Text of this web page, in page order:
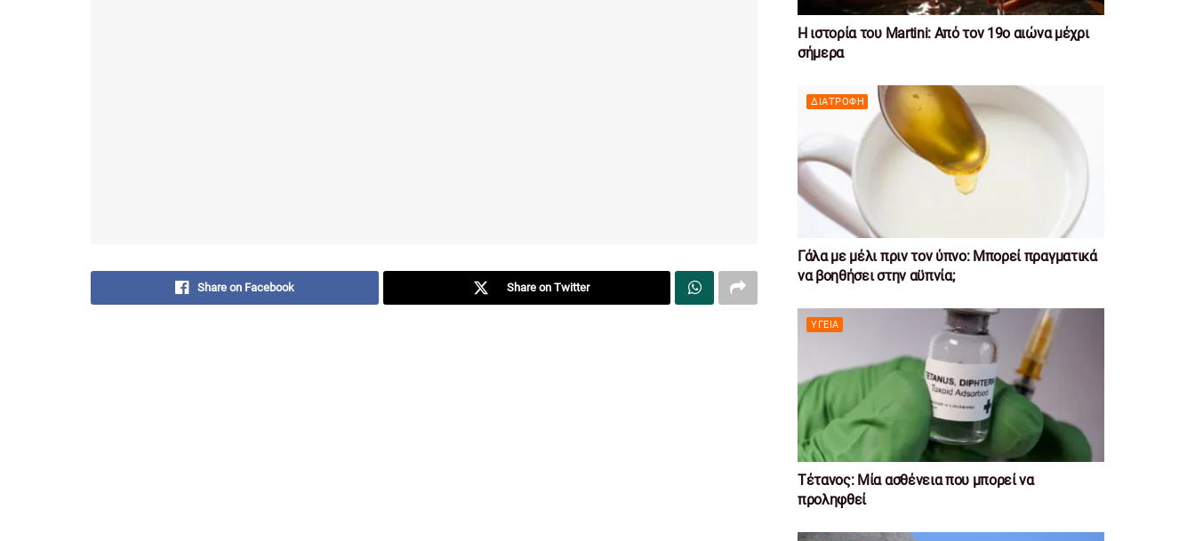
Share on Facebook Share on Twitter
Η ιστορία του Martini: Από τον 19ο αιώνα μέχρι
σήμερα
ΔΙΑΤΡΟΦΉ
Γάλα με μέλι πριν τον ύπνο: Μπορεί πραγματικά
να βοηθήσει στην αϋπνία;
ΥΓΕΊΑ
Τέτανος: Μία ασθένεια που μπορεί να
προληφθεί